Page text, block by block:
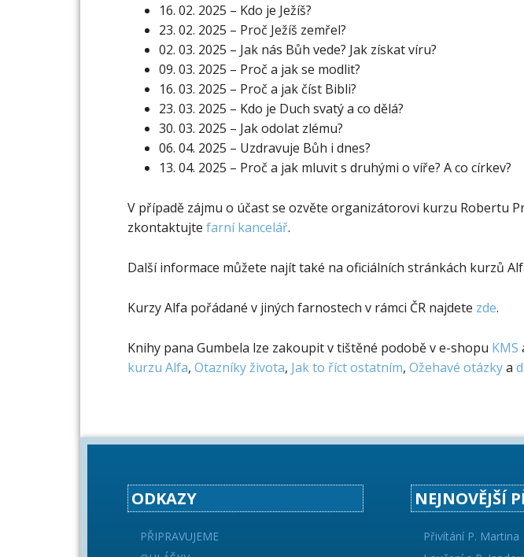
16. 02. 2025 – Kdo je Ježíš?
23. 02. 2025 – Proč Ježíš zemřel?
02. 03. 2025 – Jak nás Bůh vede? Jak získat víru?
09. 03. 2025 – Proč a jak se modlit?
16. 03. 2025 – Proč a jak číst Bibli?
23. 03. 2025 – Kdo je Duch svatý a co dělá?
30. 03. 2025 – Jak odolat zlému?
06. 04. 2025 – Uzdravuje Bůh i dnes?
13. 04. 2025 – Proč a jak mluvit s druhými o víře? A co církev?
V případě zájmu o účast se ozvěte organizátorovi kurzu Robertu
zkontaktujte farní kancelář.
Další informace můžete najít také na oficiálních stránkách kurzů
Kurzy Alfa pořádané v jiných farnostech v rámci ČR najdete zde.
Knihy pana Gumbela lze zakoupit v tištěné podobě v e-shopu KMS
kurzu Alfa, Otazníky života, Jak to říct ostatním, Ožehavé otázkya
ODKAZY
PŘIPRAVUJEME
NEJNOVĚJŠÍ
Přivítání P. Martina